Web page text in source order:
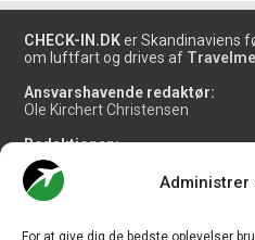
Administrer
For at give dig de bedste oplevelser
CHECK-IN.DK er Skandinaviens
om luftfart og drives af
Ansvarshavende redaktør:
Ole Kirchert Christensen
Redaktionen:
Christian Granhøj Skouboe
Henrik Baumgarten
Danny Longhi Andreasen